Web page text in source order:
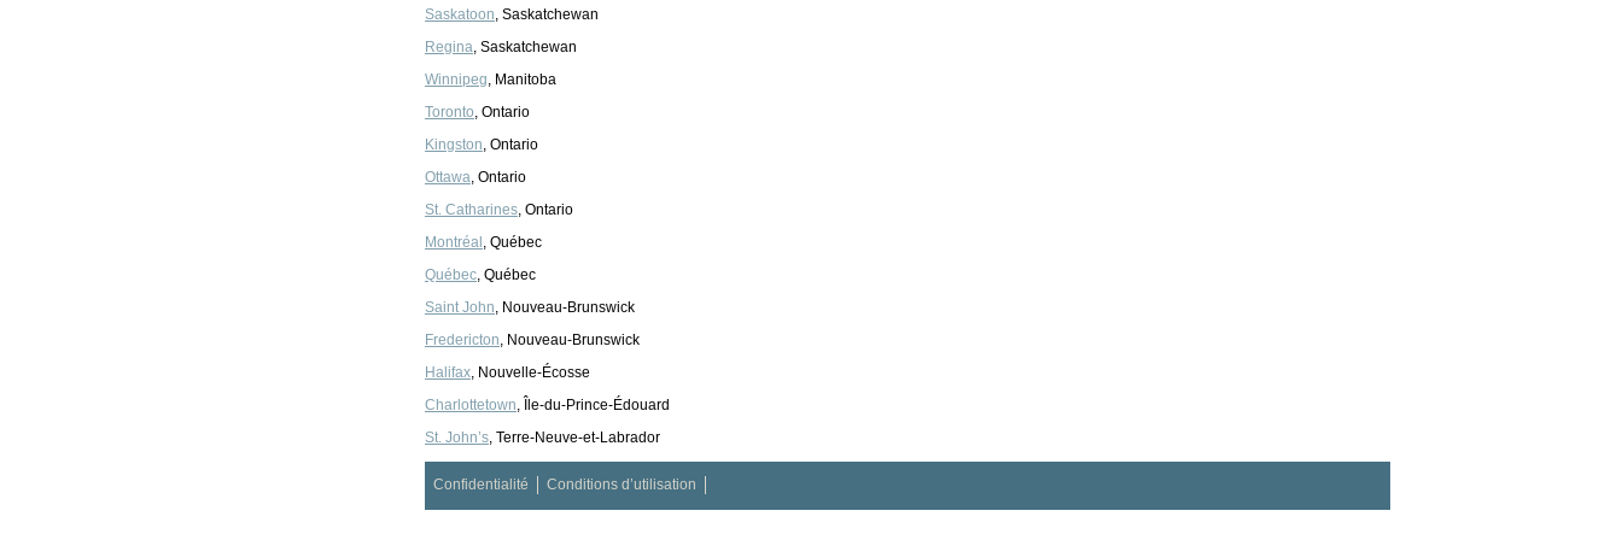
Saskatoon, Saskatchewan
Regina, Saskatchewan
Winnipeg, Manitoba
Toronto, Ontario
Kingston, Ontario
Ottawa, Ontario
St. Catharines, Ontario
Montréal , Québec
Québec, Québec
Saint John, Nouveau-Brunswick
Fredericton, Nouveau-Brunswick
Halifax, Nouvelle-Écosse
Charlottetown, Île-du-Prince-Édouard
St. John’s, Terre-Neuve-et-Labrador
Confidentialité Conditions d’utilisation